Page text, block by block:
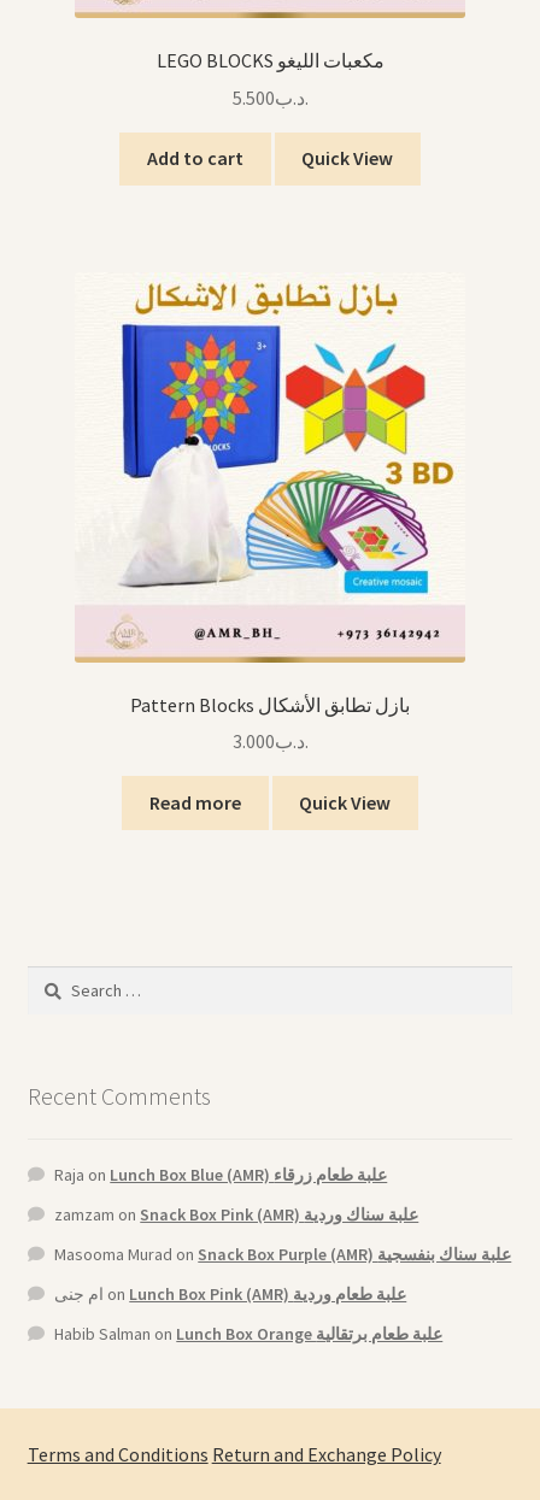
LEGO BLOCKS مكعبات الليغو
.د.ب5.500
Add to cart Quick View
Pattern Blocks بازل تطابق الأشكال
.د.ب3.000
Read more Quick View
Search
Recent Comments
Raja on
Lunch Box Blue (AMR) علبة طعام زرقاء
zamzam on
Snack Box Pink (AMR) علبة سناك وردية
Masooma Murad on
Snack Box Purple (AMR) علبة سناك بنفسجية
ام جنى on
Lunch Box Pink (AMR) علبة طعام وردية
Habib Salman on Lunch Box Orange علبة طعام برتقالية
Terms and Conditions Return and Exchange Policy